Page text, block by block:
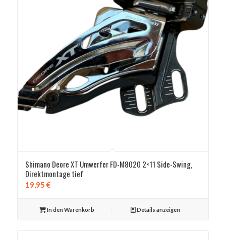
Shimano Deore XT Umwerfer FD-M8020 2×11 Side-Swing,
Direktmontage tief
19,95 €
In den Warenkorb Details anzeigen